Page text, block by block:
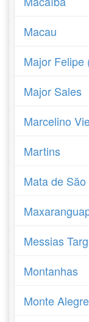
Macau
Major Felipe
Major Sales
Marcelino
Martins
Mata de
Messias
Montanhas
Monte Alegre